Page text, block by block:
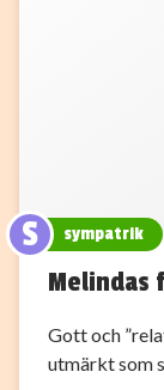
S sympatrik
Melindas
Gott och
utmärkt som